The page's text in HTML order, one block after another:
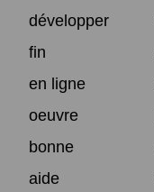
développer
fin
en ligne
oeuvre
bonne
aide